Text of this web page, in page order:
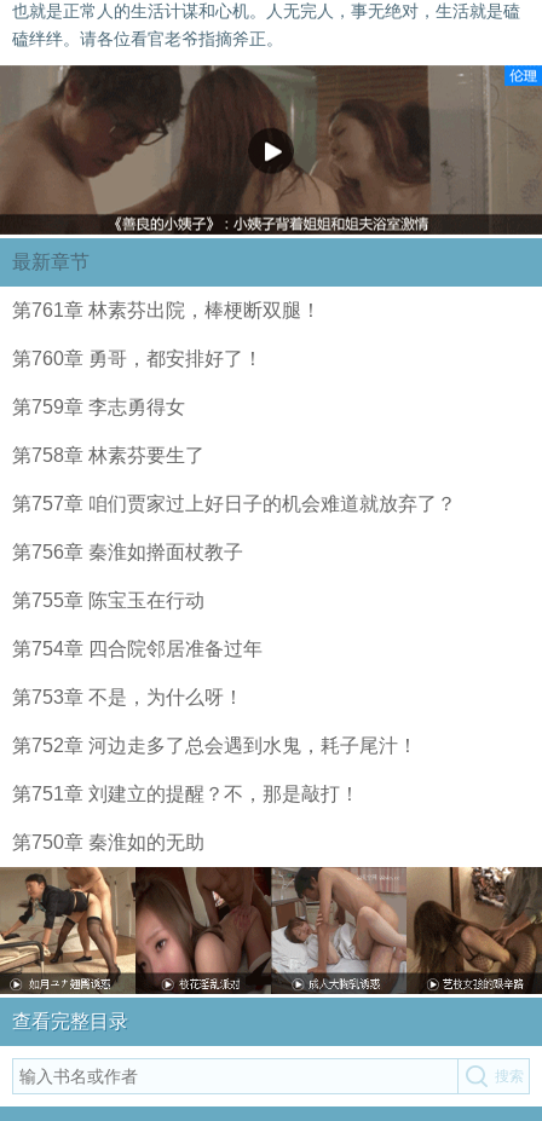
也就是正常人的生活计谋和心机。人无完人，事无绝对，生活就是磕
磕绊绊。请各位看官老爷指摘斧正。
最新章节
第761章 林素芬出院，棒梗断双腿！
第760章 勇哥，都安排好了！
第759章 李志勇得女
第758章 林素芬要生了
第757章 咱们贾家过上好日子的机会难道就放弃了？
第756章 秦淮如擀面杖教子
第755章 陈宝玉在行动
第754章 四合院邻居准备过年
第753章 不是，为什么呀！
第752章 河边走多了总会遇到水鬼，耗子尾汁！
第751章 刘建立的提醒？不，那是敲打！
第750章 秦淮如的无助
查看完整目录